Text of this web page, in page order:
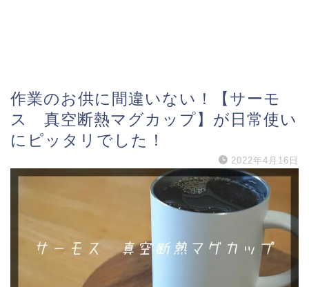
作業のお供に間違いない！【サーモ
ス 真空断熱マグカップ】が日常使い
にピッタリでした！
2022年4月16日